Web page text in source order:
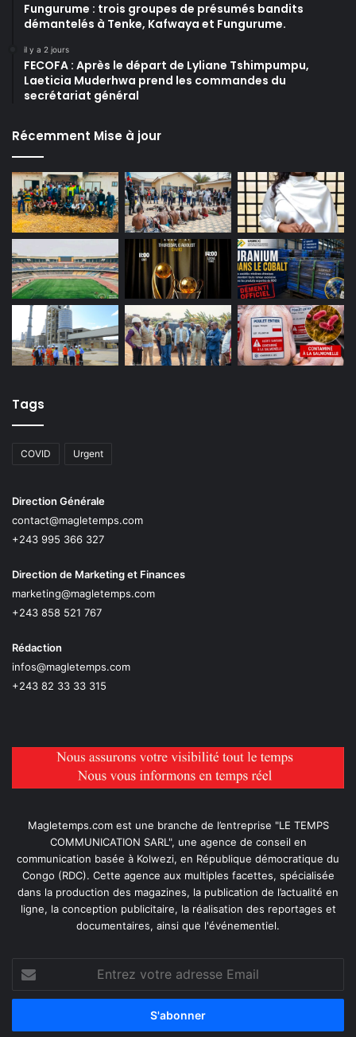
Fungurume : trois groupes de présumés bandits
démantelés à Tenke, Kafwaya et Fungurume.
il y a 2 jours
FECOFA : Après le départ de Lyliane Tshimpumpu,
Laeticia Muderhwa prend les commandes du
secrétariat général
Récemment Mise à jour
Tags
COVID Urgent
Direction Générale
contact@magletemps.com
+243 995 366 327
Direction de Marketing et Finances
marketing@magletemps.com
+243 858 521 767
Rédaction
infos@magletemps.com
+243 82 33 33 315
Magletemps.com est une branche de l’entreprise "LE TEMPS
COMMUNICATION SARL", une agence de conseil en
communication basée à Kolwezi, en République démocratique du
Congo (RDC). Cette agence aux multiples facettes, spécialisée
dans la production des magazines, la publication de l’actualité en
ligne, la conception publicitaire, la réalisation des reportages et
documentaires, ainsi que l'événementiel.
votre
adresse